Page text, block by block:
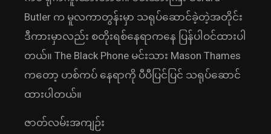
Butler က မူလကာတွန်းမှာ သရုပ်ဆောင်ခဲ့တဲ့အတိုင်း
ဒီကားမှာလည်း စတိုးရစ်နေရာကနေ ပြန်ပါဝင်ထားပါ
တယ်။ The Black Phone မင်းသား Mason Thames
ကတော့ ဟစ်ကပ် နေရာကို ပီပီပြင်ပြင် သရုပ်ဆောင်
ထားပါတယ်။
ဇာတ်လမ်းအကျဉ်း